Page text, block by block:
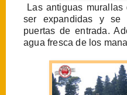
Las antiguas
ser expandidas y se
puertas de entrada.
agua fresca de los